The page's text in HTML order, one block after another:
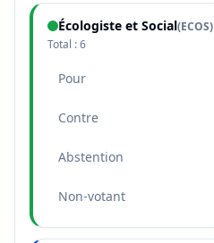
Écologiste et Social(ECOS)
Total :6
Pour
Contre
Abstention
Non-votant